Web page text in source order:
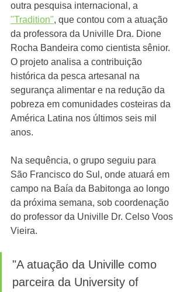
outra pesquisa internacional, a
"Tradition", que contou com a atuação
da professora da Univille Dra. Dione
Rocha Bandeira como cientista sênior.
O projeto analisa a contribuição
histórica da pesca artesanal na
segurança alimentar e na redução da
pobreza em comunidades costeiras da
América Latina nos últimos seis mil
anos.
Na sequência, o grupo seguiu para
São Francisco do Sul, onde atuará em
campo na Baía da Babitonga ao longo
da próxima semana, sob coordenação
do professor da Univille Dr. Celso Voos
Vieira.
"A atuação da Univille como
parceira da University of